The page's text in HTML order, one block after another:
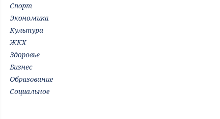
Спорт
Экономика
Культура
ЖКХ
Здоровье
Бизнес
Образование
Социальное